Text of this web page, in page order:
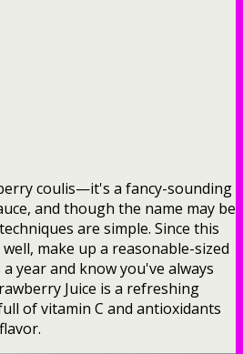
coulis—it's a fancy-sounding
and though the name may be
are simple. Since this
make up a reasonable-sized
year and know you've always
Juice is a refreshing
of vitamin C and antioxidants